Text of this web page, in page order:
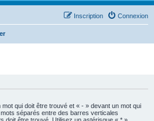
Connexion
Inscription
qui doit être trouvé et « - » devant un mot qui
séparés entre des barres verticales
doit être trouvé. Utilisez un astérisque « * »